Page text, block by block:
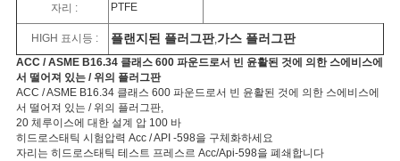
구
하
세
요
자리 : PTFE
HIGH 표시등 : 플랜지된 플러그판,가스 플러그판
ACC / ASME B16.34 클래스 600 파운드로서 빈 윤활된 것에 의한 스에비스에
서 떨어져 있는 / 위의 플러그판
ACC / ASME B16.34 클래스 600 파운드로서 빈 윤활된 것에 의한 스에비스에
서 떨어져 있는 / 위의 플러그판,
20 체루이스에 대한 설계 압 100 바
히드로스태틱 시험압력 Acc / API -598을 구체화하세요
자리는 히드로스태틱 테스트 프레스르 Acc/Api-598을 폐쇄합니다